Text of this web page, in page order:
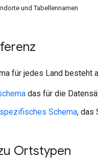
und Tabellennamen
für jedes Land besteht
das für die
Schema, das
Ortstypen